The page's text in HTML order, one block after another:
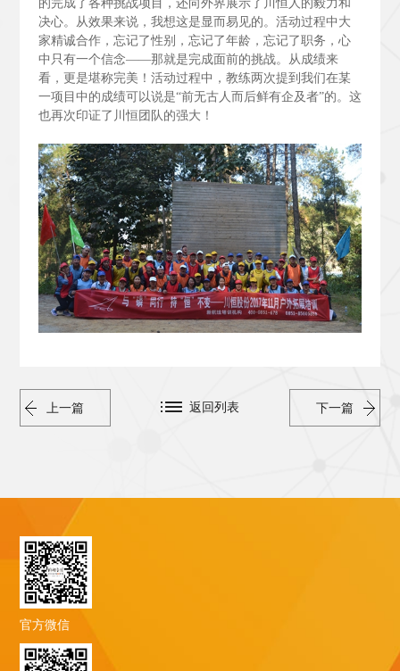
的完成了各种挑战项目，还向外界展示了川恒人的毅力和
决心。从效果来说，我想这是显而易见的。活动过程中大
家精诚合作，忘记了性别，忘记了年龄，忘记了职务，心
中只有一个信念——那就是完成面前的挑战。从成绩来
看，更是堪称完美！活动过程中，教练两次提到我们在某
一项目中的成绩可以说是“前无古人而后鲜有企及者”的。这
也再次印证了川恒团队的强大！
上一篇 下一篇
返回列表
官方微信